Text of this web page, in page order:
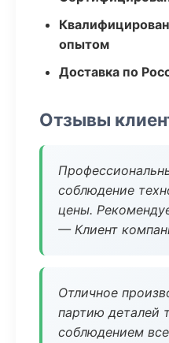
опытом
Доставка по
Отзывы
соблюдение
цены.
— Клиент
Отличное
партию деталей
соблюдением